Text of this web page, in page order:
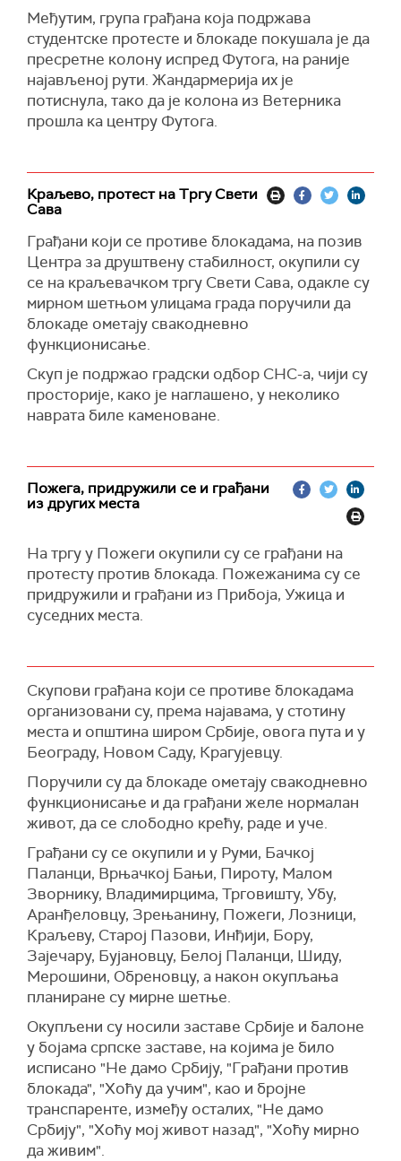
Међутим, група грађана која подржава
студентске протесте и блокаде покушала је да
пресретне колону испред Футога, на раније
најaвљеној рути. Жандармерија их је
потиснула, тако да је колона из Ветерника
прошла ка центру Футога.
Краљево, протест на Тргу Свети
Сава
Грађани који се противе блокадама, на позив
Центра за друштвену стабилност, окупили су
се на краљевачком тргу Свети Сава, одакле су
мирном шетњом улицама града поручили да
блокаде ометају свакодневно
функционисање.
Скуп је подржао градски одбор СНС-а, чији су
просторије, како је наглашено, у неколико
наврата биле каменоване.
Пожега, придружили се и грађани
из других места
На тргу у Пожеги окупили су се грађани на
протесту против блокада. Пожежанима су се
придружили и грађани из Прибоја, Ужица и
суседних места.
Скупови грађана који се противе блокадама
организовани су, према најавама, у стотину
места и општина широм Србије, овога пута и у
Београду, Новом Саду, Крагујевцу.
Поручили су да блокаде ометају свакодневно
функционисање и да грађани желе нормалан
живот, да се слободно крећу, раде и уче.
Грађани су се окупили и у Руми, Бачкој
Паланци, Врњачкој Бањи, Пироту, Малом
Зворнику, Владимирцима, Трговишту, Убу,
Аранђеловцу, Зрењанину, Пожеги, Лозници,
Краљеву, Старој Пазови, Инђији, Бору,
Зајечару, Бујановцу, Белој Паланци, Шиду,
Мерошини, Обреновцу, а након окупљања
планиране су мирне шетње.
Окупљени су носили заставе Србије и балоне
у бојама српске заставе, на којима је било
исписано "Не дамо Србију, "Грађани против
блокада", "Хоћу да учим", као и бројне
транспаренте, између осталих, "Не дамо
Србију", "Хоћу мој живот назад", "Хоћу мирно
да живим".